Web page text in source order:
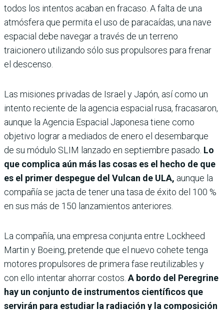
todos los intentos acaban en fracaso. A falta de una
atmósfera que permita el uso de paracaídas, una nave
espacial debe navegar a través de un terreno
traicionero utilizando sólo sus propulsores para frenar
el descenso.
Las misiones privadas de Israel y Japón, así como un
intento reciente de la agencia espacial rusa, fracasaron,
aunque la Agencia Espacial Japonesa tiene como
objetivo lograr a mediados de enero el desembarque
de su módulo SLIM lanzado en septiembre pasado. Lo
que complica aún más las cosas es el hecho de que
es el primer despegue del Vulcan de ULA, aunque la
compañía se jacta de tener una tasa de éxito del 100 %
en sus más de 150 lanzamientos anteriores.
La compañía, una empresa conjunta entre Lockheed
Martin y Boeing, pretende que el nuevo cohete tenga
motores propulsores de primera fase reutilizables y
con ello intentar ahorrar costos. A bordo del Peregrine
hay un conjunto de instrumentos científicos que
servirán para estudiar la radiación y la composición